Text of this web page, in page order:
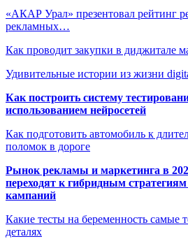
«АКАР Урал» презентовал рейтинг
рекламных…
Как проводит закупки в диджитале
Удивительные истории из жизни
Как построить систему
использованием нейросетей
Как подготовить автомобиль к
поломок в дороге
Рынок рекламы и маркетинга в
переходят к гибридным
кампаний
Какие тесты на беременность самые
деталях